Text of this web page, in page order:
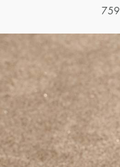
759